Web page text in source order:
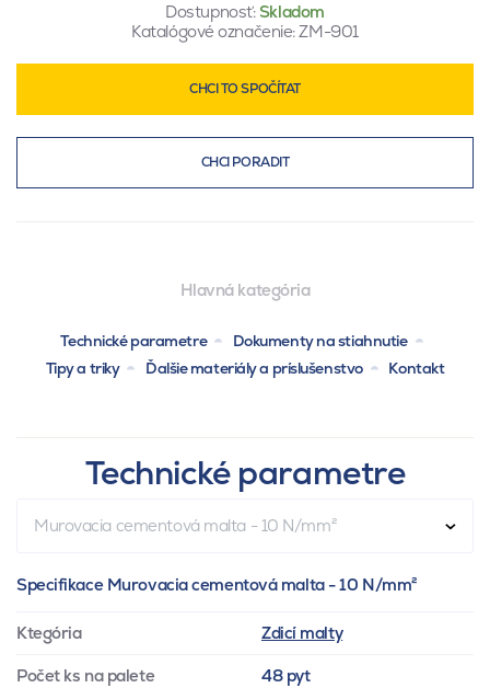
Dostupnosť:Skladom
Katalógové označenie:ZM-901
CHCI TO SPOČÍTAT
CHCI PORADIT
Hlavná kategória
Technické parametre
Dokumenty na stiahnutie
Tipy a triky
Ďalšie materiály a príslušenstvo Kontakt
Technické parametre
Murovacia cementová malta - 10 N/mm²
Specifikace Murovacia cementová malta - 10 N/mm²
Ktegória Zdicí malty
Počet ks na palete 48 pyt